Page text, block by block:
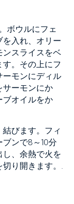
ボウルにフェ
を入れ、オリー
ンスライスをベ
。その上にフ
ーモンにディル
サーモンにか
ブオイルをか
びます。フィ
ンで8～10分
、余熱で火を
り開きます。.